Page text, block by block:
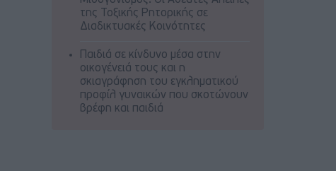
της Τοξικής Ρητορικής σε
Διαδικτυακές Κοινότητες
Παιδιά σε κίνδυνο μέσα στην
οικογένειά τους και η
σκιαγράφηση του εγκληματικού
προφίλ γυναικών που σκοτώνουν
βρέφη και παιδιά